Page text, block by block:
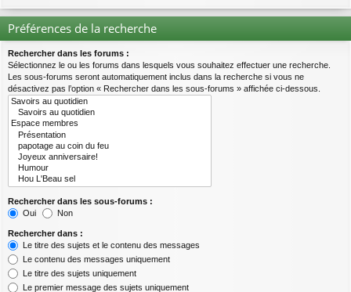
Préférences de la recherche
Rechercher dans les forums :
Sélectionnez le ou les forums dans lesquels vous souhaitez effectuer une recherche.
Les sous-forums seront automatiquement inclus dans la recherche si vous ne
désactivez pas l’option « Rechercher dans les sous-forums » affichée ci-dessous.
Rechercher dans les sous-forums :
Oui
Non
Rechercher dans :
Le titre des sujets et le contenu des messages
Le contenu des messages uniquement
Le titre des sujets uniquement
Le premier message des sujets uniquement